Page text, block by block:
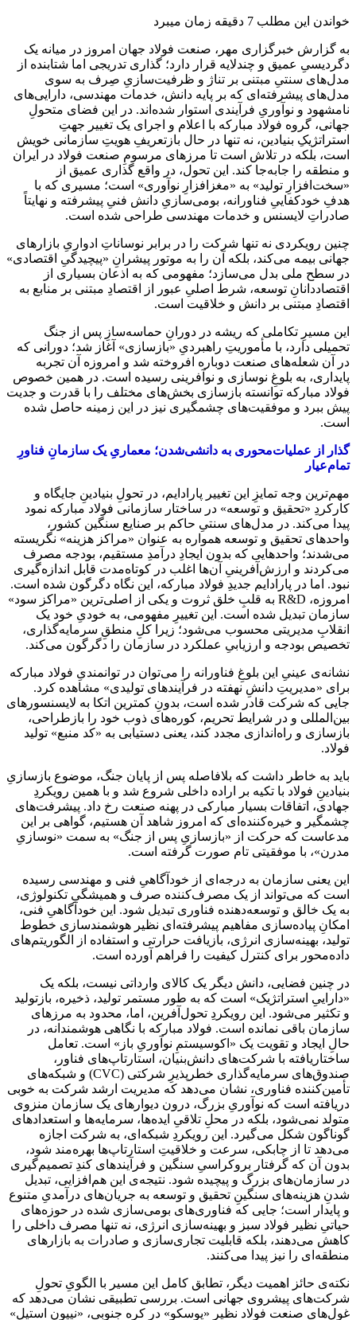
خواندن این مطلب 7 دقیقه زمان میبرد
به گزارش خبرگزاری مهر، صنعت فولاد جهان امروز در میانه یک
دگردیسیِ عمیق و چندلایه قرار دارد؛ گذاری تدریجی اما شتابنده از
مدل‌های سنتیِ مبتنی بر تناژ و ظرفیت‌سازیِ صِرف به سوی
مدل‌های پیشرفته‌ای که بر پایه دانش، خدمات مهندسی، دارایی‌های
نامشهود و نوآوریِ فرآیندی استوار شده‌اند. در این فضای متحولِ
جهانی، گروه فولاد مبارکه با اعلام و اجرای یک تغییر جهتِ
استراتژیکِ بنیادین، نه تنها در حال بازتعریفِ هویتِ سازمانی خویش
است، بلکه در تلاش است تا مرزهای مرسومِ صنعت فولاد در ایران
و منطقه را جابه‌جا کند. این تحول، در واقع گذاری عمیق از
«سخت‌افزارِ تولید» به «مغزافزارِ نوآوری» است؛ مسیری که با
هدفِ خودکفاییِ فناورانه، بومی‌سازیِ دانش فنیِ پیشرفته و نهایتاً
صادراتِ لایسنس و خدمات مهندسی طراحی شده است.
چنین رویکردی نه تنها شرکت را در برابر نوساناتِ ادواریِ بازارهای
جهانی بیمه می‌کند، بلکه آن را به موتور پیشرانِ «پیچیدگیِ اقتصادی»
در سطح ملی بدل می‌سازد؛ مفهومی که به اذعان بسیاری از
اقتصاددانانِ توسعه، شرط اصلیِ عبور از اقتصادِ مبتنی بر منابع به
اقتصادِ مبتنی بر دانش و خلاقیت است.
این مسیرِ تکاملی که ریشه در دورانِ حماسه‌سازِ پس از جنگ
تحمیلی دارد، با مأموریتِ راهبردیِ «بازسازی» آغاز شد؛ دورانی که
در آن شعله‌های صنعت دوباره افروخته شد و امروزه آن تجربه
پایداری، به بلوغِ نوسازی و نوآفرینی رسیده است. در همین خصوص
فولاد مبارکه توانسته بازسازی بخش‌های مختلف را با قدرت و جدیت
پیش ببرد و موفقیت‌های چشمگیری نیز در این زمینه حاصل شده
است.
گذار از عملیات‌محوری به دانشی‌شدن؛ معماریِ یک سازمانِ فناورِ
تمام‌عیار
مهم‌ترین وجه تمایزِ این تغییر پارادایم، در تحولِ بنیادینِ جایگاه و
کارکردِ «تحقیق و توسعه» در ساختار سازمانی فولاد مبارکه نمود
پیدا می‌کند. در مدل‌های سنتیِ حاکم بر صنایع سنگین کشور،
واحدهای تحقیق و توسعه همواره به عنوان «مراکز هزینه» نگریسته
می‌شدند؛ واحدهایی که بدون ایجادِ درآمدِ مستقیم، بودجه مصرف
می‌کردند و ارزش‌آفرینیِ آن‌ها اغلب در کوتاه‌مدت قابل اندازه‌گیری
نبود. اما در پارادایم جدیدِ فولاد مبارکه، این نگاه دگرگون شده است.
امروزه، R&D به قلبِ خلق ثروت و یکی از اصلی‌ترین «مراکز سود»
سازمان تبدیل شده است. این تغییرِ مفهومی، به خودیِ خود یک
انقلابِ مدیریتی محسوب می‌شود؛ زیرا کلِ منطقِ سرمایه‌گذاری،
تخصیص بودجه و ارزیابیِ عملکرد در سازمان را دگرگون می‌کند.
نشانه‌ی عینیِ این بلوغِ فناورانه را می‌توان در توانمندیِ فولاد مبارکه
برای «مدیریتِ دانشِ نهفته در فرآیندهای تولیدی» مشاهده کرد.
جایی که شرکت قادر شده است، بدونِ کمترین اتکا به لایسنسورهای
بین‌المللی و در شرایط تحریم، کوره‌های ذوب خود را بازطراحی،
بازسازی و راه‌اندازی مجدد کند، یعنی دستیابی به «کد منبع» تولید
فولاد.
باید به خاطر داشت که بلافاصله پس از پایان جنگ، موضوع بازسازیِ
بنیادینِ فولاد با تکیه بر اراده داخلی شروع شد و با همین رویکردِ
جهادی، اتفاقات بسیار مبارکی در پهنه صنعت رخ داد. پیشرفت‌های
چشمگیر و خیره‌کننده‌ای که امروز شاهد آن هستیم، گواهی بر این
مدعاست که حرکت از «بازسازیِ پس از جنگ» به سمت «نوسازیِ
مدرن»، با موفقیتی تام صورت گرفته است.
این یعنی سازمان به درجه‌ای از خودآگاهیِ فنی و مهندسی رسیده
است که می‌تواند از یک مصرف‌کننده صرف و همیشگیِ تکنولوژی،
به یک خالق و توسعه‌دهنده فناوری تبدیل شود. این خودآگاهیِ فنی،
امکانِ پیاده‌سازی مفاهیم پیشرفته‌ای نظیر هوشمندسازی خطوط
تولید، بهینه‌سازی انرژی، بازیافت حرارتی و استفاده از الگوریتم‌های
داده‌محور برای کنترل کیفیت را فراهم آورده است.
در چنین فضایی، دانش دیگر یک کالای وارداتی نیست، بلکه یک
«داراییِ استراتژیک» است که به طور مستمر تولید، ذخیره، بازتولید
و تکثیر می‌شود. این رویکردِ تحول‌آفرین، اما، محدود به مرزهای
سازمان باقی نمانده است. فولاد مبارکه با نگاهی هوشمندانه، در
حالِ ایجاد و تقویت یک «اکوسیستمِ نوآوریِ باز» است. تعامل
ساختاریافته با شرکت‌های دانش‌بنیان، استارتاپ‌های فناور،
صندوق‌های سرمایه‌گذاری خطرپذیرِ شرکتی (CVC) و شبکه‌های
تأمین‌کننده فناوری، نشان می‌دهد که مدیریت ارشد شرکت به خوبی
دریافته است که نوآوریِ بزرگ، درون دیوارهای یک سازمان منزوی
متولد نمی‌شود، بلکه در محلِ تلاقیِ ایده‌ها، سرمایه‌ها و استعدادهای
گوناگون شکل می‌گیرد. این رویکردِ شبکه‌ای، به شرکت اجازه
می‌دهد تا از چابکی، سرعت و خلاقیتِ استارتاپ‌ها بهره‌مند شود،
بدون آن که گرفتار بروکراسیِ سنگین و فرآیندهای کندِ تصمیم‌گیری
در سازمان‌های بزرگ و پیچیده شود. نتیجه‌ی این هم‌افزایی، تبدیل
شدنِ هزینه‌های سنگینِ تحقیق و توسعه به جریان‌های درآمدیِ متنوع
و پایدار است؛ جایی که فناوری‌های بومی‌سازی شده در حوزه‌های
حیاتیِ نظیر فولاد سبز و بهینه‌سازی انرژی، نه تنها مصرف داخلی را
کاهش می‌دهند، بلکه قابلیت تجاری‌سازی و صادرات به بازارهای
منطقه‌ای را نیز پیدا می‌کنند.
نکته‌ی حائز اهمیت دیگر، تطابق کامل این مسیر با الگویِ تحولِ
شرکت‌های پیشروی جهانی است. بررسی تطبیقی نشان می‌دهد که
غول‌های صنعت فولاد نظیر «پوسکو» در کره جنوبی، «نیپون استیل»